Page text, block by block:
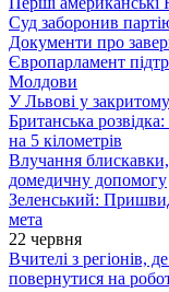
Суд заборонив
Документи про
Європарламент
Молдови
У Львові у
Британська
на 5 кілометрів
Влучання блискавки,
домедичну допомогу
Зеленський:
мета
22 червня
Вчителі з регіонів,
повернутися на